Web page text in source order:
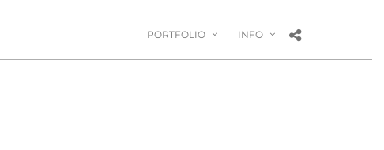
PORTFOLIO INFO